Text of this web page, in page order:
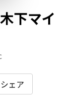
下マイ
シェア